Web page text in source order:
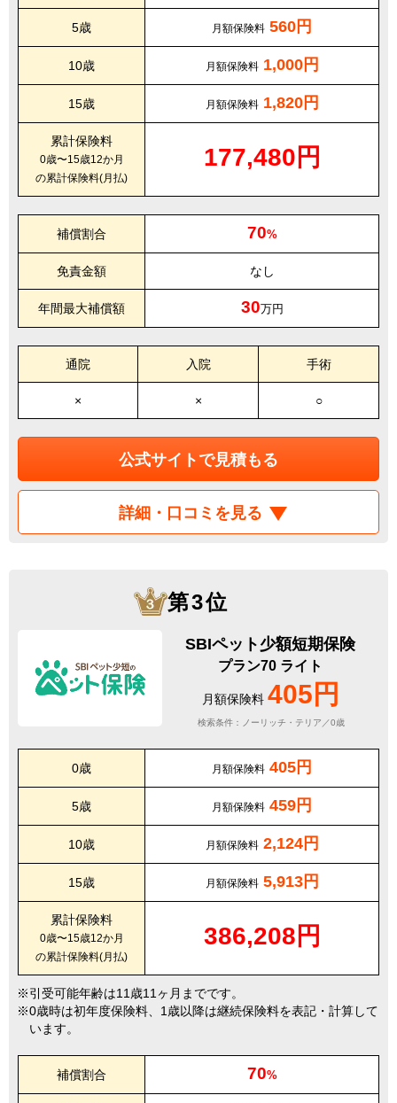
5歳 月額保険料 560円
10歳 月額保険料 1,000円
15歳 月額保険料 1,820円
累計保険料
0歳〜15歳12か月
の累計保険料(月払)
177,480円
補償割合 70%
免責金額 なし
年間最大補償額 30万円
通院 入院 手術
× × ○
公式サイトで見積もる
詳細・口コミを見る
第3位
SBIペット少額短期保険
プラン70 ライト
月額保険料 405円
検索条件：ノーリッチ・テリア／0歳
0歳 月額保険料 405円
5歳 月額保険料 459円
10歳 月額保険料 2,124円
15歳 月額保険料 5,913円
累計保険料
0歳〜15歳12か月
の累計保険料(月払)
386,208円
引受可能年齢は11歳11ヶ月までです。
0歳時は初年度保険料、1歳以降は継続保険料を表記・計算して
います。
補償割合 70%